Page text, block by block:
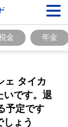
金 年金
ェ タイカ
いです。退
予定です
しょう